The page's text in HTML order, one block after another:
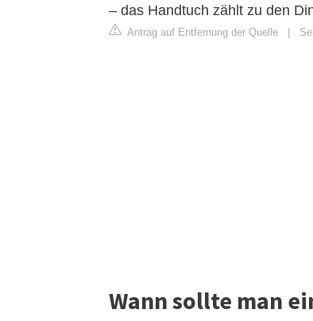
– das Handtuch zählt zu den
Antrag auf Entfernung der Quelle
Wann sollte man